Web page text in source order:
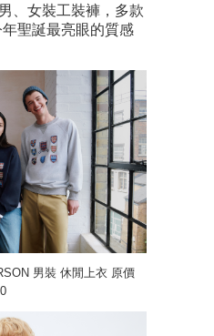
、女裝工裝褲，多款
聖誕最亮眼的質感
男裝 休閒上衣 原價